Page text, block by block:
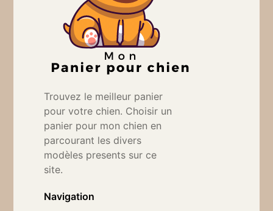
Trouvez le meilleur panier
pour votre chien. Choisir un
panier pour mon chien en
parcourant les divers
modèles presents sur ce
site.
Navigation